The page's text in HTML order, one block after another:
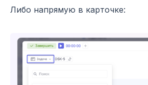
Либо напрямую в карточке: